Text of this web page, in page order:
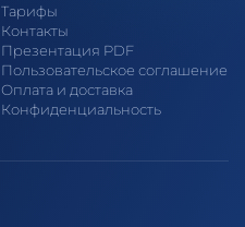
Тарифы
Контакты
Презентация PDF
Пользовательское соглашение
Оплата и доставка
Конфиденциальность